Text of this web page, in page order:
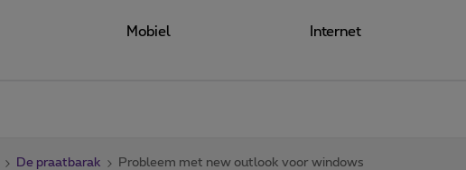
Mobiel Internet
De praatbarak Probleem met new outlook voor windows